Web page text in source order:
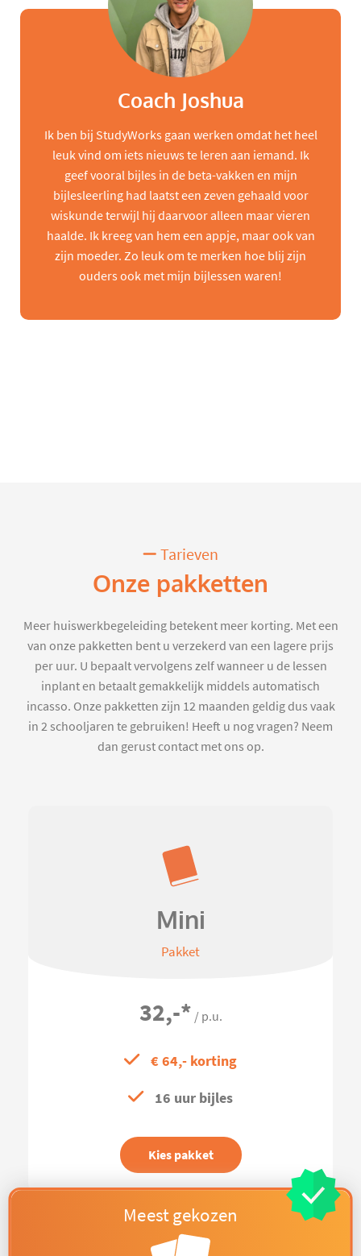
Coach Joshua
Ik ben bij StudyWorks gaan werken omdat het heel
leuk vind om iets nieuws te leren aan iemand. Ik
geef vooral bijles in de beta-vakken en mijn
bijlesleerling had laatst een zeven gehaald voor
wiskunde terwijl hij daarvoor alleen maar vieren
haalde. Ik kreeg van hem een appje, maar ook van
zijn moeder. Zo leuk om te merken hoe blij zijn
ouders ook met mijn bijlessen waren!
Tarieven
Onze pakketten
Meer huiswerkbegeleiding betekent meer korting. Met een
van onze pakketten bent u verzekerd van een lagere prijs
per uur. U bepaalt vervolgens zelf wanneer u de lessen
inplant en betaalt gemakkelijk middels automatisch
incasso. Onze pakketten zijn 12 maanden geldig dus vaak
in 2 schooljaren te gebruiken! Heeft u nog vragen? Neem
dan gerust contact met ons op.
Mini
Pakket
32,-* / p.u.
€ 64,- korting
16 uur bijles
Kies pakket